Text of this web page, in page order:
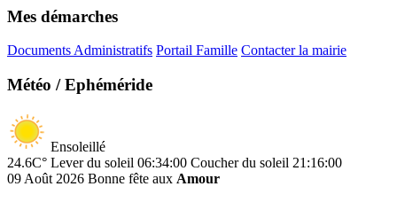
Mes démarches
Documents Administratifs Portail Famille Contacter la mairie
Météo / Ephéméride
Ensoleillé
24.6C° Lever du soleil 06:34:00 Coucher du soleil 21:16:00
09 Août 2026 Bonne fête aux Amour